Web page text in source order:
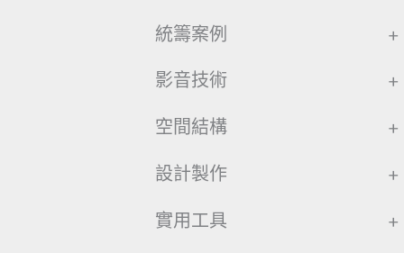
統籌案例 +
影音技術 +
空間結構 +
設計製作 +
實用工具 +